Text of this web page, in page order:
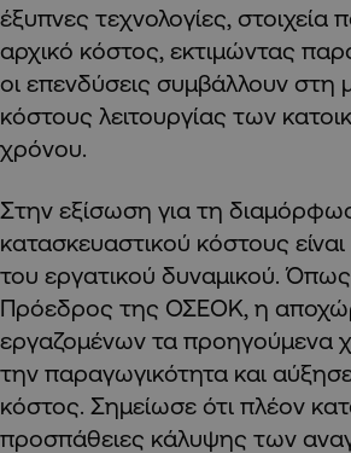
έξυπνες τεχνολογίες, στοιχεία
αρχικό κόστος, εκτιμώντας
οι επενδύσεις συμβάλλουν στη
κόστους λειτουργίας των
χρόνου.
Στην εξίσωση για τη
κατασκευαστικού κόστους είναι
του εργατικού δυναμικού.
Πρόεδρος της ΟΣΕΟΚ, η
εργαζομένων τα προηγούμενα
την παραγωγικότητα και
κόστος. Σημείωσε ότι πλέον
προσπάθειες κάλυψης των